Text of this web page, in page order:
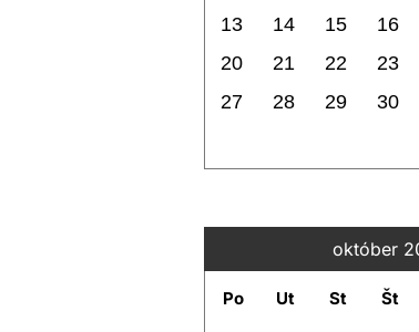
13
14 15 16
20
21 22 23
27
28 29 30
október
Po Ut St Št